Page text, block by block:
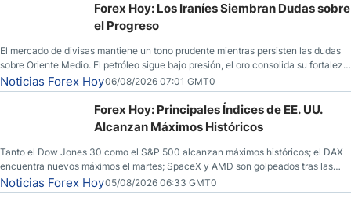
Forex Hoy: Los Iraníes Siembran Dudas sobre
el Progreso
El mercado de divisas mantiene un tono prudente mientras persisten las dudas
sobre Oriente Medio. El petróleo sigue bajo presión, el oro consolida su fortaleza
y los operadores esperan nuevas referencias económicas desde Estados
Unidos.
Noticias Forex Hoy06/08/2026 07:01 GMT0
Forex Hoy: Principales Índices de EE. UU.
Alcanzan Máximos Históricos
Tanto el Dow Jones 30 como el S&P 500 alcanzan máximos históricos; el DAX
encuentra nuevos máximos el martes; SpaceX y AMD son golpeados tras las
llamadas de ganancias; el petróleo crudo cae por debajo de los $80 con nuevas
esperanzas; el dólar estadounidense continúa intentando estabilizarse frente al
Noticias Forex Hoy05/08/2026 06:33 GMT0